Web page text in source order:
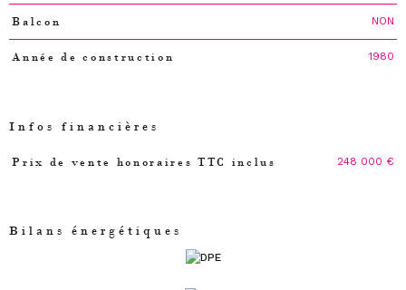
Balcon NON
Année de construction 1980
Infos financières
Caractéristiques Valeurs
Prix de vente honoraires TTC inclus 248 000 €
Bilans énergétiques